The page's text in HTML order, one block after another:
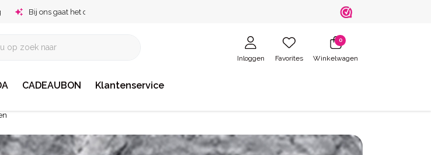
Bij ons gaat het om jou!
Inloggen Favorites
0
Winkelwagen
CADEAUBON Klantenservice